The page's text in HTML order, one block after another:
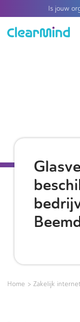
Is jouw
Home > Zakelijk